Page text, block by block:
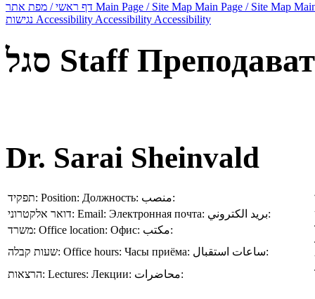
Main Page / Site Map Main Page / Site Map
Accessibility Accessibility Accessibility
סגל Staff
Dr. Sarai Sheinvald
תפקיד: Position: Должность: منصب:
דואר אלקטרוני: Email: Электронная почта: بريد الكتروني:
משרד: Office location: Офис: مكتب:
שעות קבלה: Office hours: Часы приёма: ساعات استقبال:
הרצאות: Lectures: Лекции: محاضرات: